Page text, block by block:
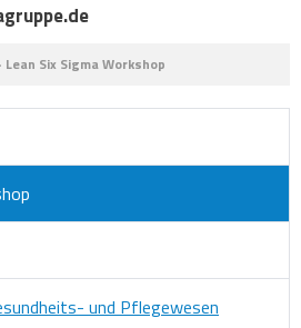
Lean Six Sigma Workshop
und Pflegewesen